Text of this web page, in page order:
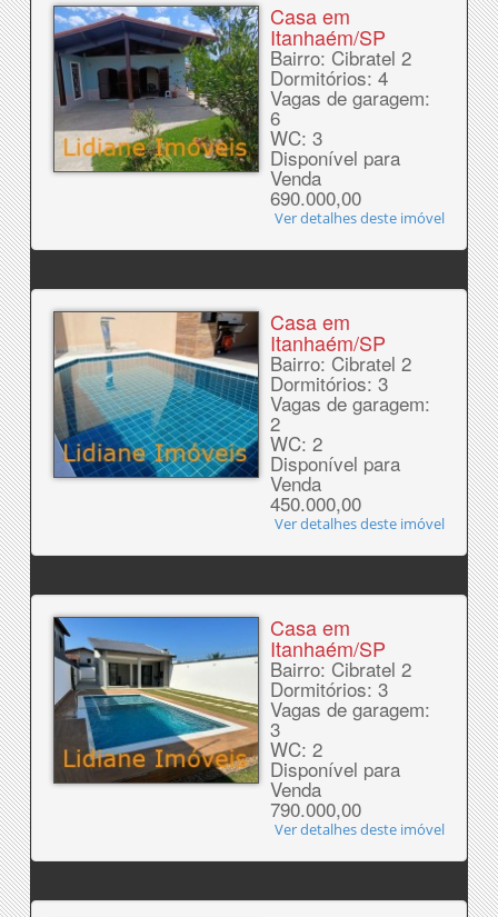
Casa em
Itanhaém/SP
Bairro: Cibratel 2
Dormitórios: 4
Vagas de garagem:
6
WC: 3
Disponível para
Venda
690.000,00
Ver detalhes deste imóvel
Casa em
Itanhaém/SP
Bairro: Cibratel 2
Dormitórios: 3
Vagas de garagem:
2
WC: 2
Disponível para
Venda
450.000,00
Ver detalhes deste imóvel
Casa em
Itanhaém/SP
Bairro: Cibratel 2
Dormitórios: 3
Vagas de garagem:
3
WC: 2
Disponível para
Venda
790.000,00
Ver detalhes deste imóvel